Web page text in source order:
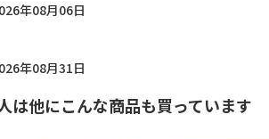
年08月06日
年08月31日
は他にこんな商品も買っています